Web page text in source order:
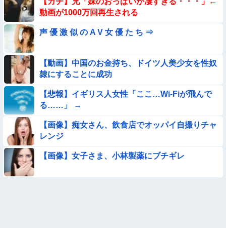
【動画】白人「日本で一番美味い食べ物はこれな、試してみ
ろ！飛ぶぞ」
【動画】こういう貧乳の陰女と付き合えますかｗｗｗｗｗｗｗ
【動画】デブの喧嘩 ガチでヤバい……
【動画】小池栄子似のGカップ女子高生「知らないオジさんに
襲われてオッパイ揉まれた」
【画像】巨大マンボウの稚魚さん、金平糖みたいでカワイイｗ
【動画】美少女4人組の20年後の姿がヤバいwwwwww
動画が1000万回再生される
声 優 激 似 の A V 女 優 た ち ⇒
【動画】中国のお金持ち、ドイツ人美少女を性奴
隷にすることに成功
【悲報】イギリス人女性「ここ…Wi-Fiが飛んで
る……」 →
【画像】痴女さん、飲食店でオッパイ自撮りチャ
レンジ
【画像】女子さま、小林製薬にブチギレ